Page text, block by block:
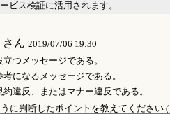
ビス検証に活用されます。
さん 2019/07/06 19:30
立つメッセージである。
考になるメッセージである。
約違反、またはマナー違反である。
に判断したポイントを教えてください